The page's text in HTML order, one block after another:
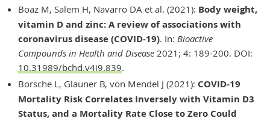
Boaz M, Salem H, Navarro DA et al. (2021): Body weight,
vitamin D and zinc: A review of associations with
coronavirus disease (COVID-19). In: Bioactive
Compounds in Health and Disease 2021; 4: 189-200. DOI:
10.31989/bchd.v4i9.839.
Borsche L, Glauner B, von Mendel J (2021): COVID-19
Mortality Risk Correlates Inversely with Vitamin D3
Status, and a Mortality Rate Close to Zero Could